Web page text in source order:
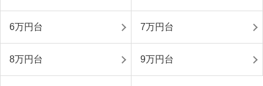
6万円台 7万円台
8万円台 9万円台